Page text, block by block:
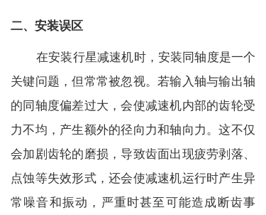
二、安装误区
在安装行星减速机时，安装同轴度是一个
关键问题，但常常被忽视。若输入轴与输出轴
的同轴度偏差过大，会使减速机内部的齿轮受
力不均，产生额外的径向力和轴向力。这不仅
会加剧齿轮的磨损，导致齿面出现疲劳剥落、
点蚀等失效形式，还会使减速机运行时产生异
常噪音和振动，严重时甚至可能造成断齿事